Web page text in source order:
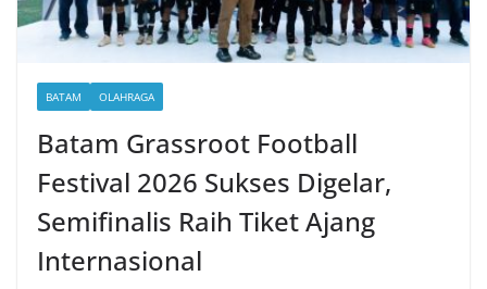
BATAM OLAHRAGA
Batam Grassroot Football
Festival 2026 Sukses Digelar,
Semifinalis Raih Tiket Ajang
Internasional